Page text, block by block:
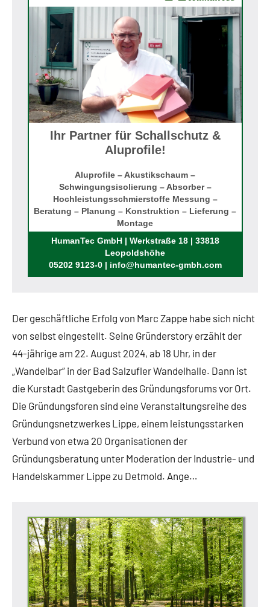
Ihr Partner für Schallschutz &
Aluprofile!
Aluprofile – Akustikschaum –
Schwingungsisolierung – Absorber –
Hochleistungsschmierstoffe Messung –
Beratung – Planung – Konstruktion – Lieferung –
Montage
Rufen Sie uns an!
HumanTec GmbH | Werkstraße 18 | 33818
Leopoldshöhe
05202 9123-0 | info@humantec-gmbh.com
Der geschäftliche Erfolg von Marc Zappe habe sich nicht
von selbst eingestellt. Seine Gründerstory erzählt der
44-jährige am 22. August 2024, ab 18 Uhr, in der
„Wandelbar“ in der Bad Salzufler Wandelhalle. Dann ist
die Kurstadt Gastgeberin des Gründungsforums vor Ort.
Die Gründungsforen sind eine Veranstaltungsreihe des
Gründungsnetzwerkes Lippe, einem leistungsstarken
Verbund von etwa 20 Organisationen der
Gründungsberatung unter Moderation der Industrie- und
Handelskammer Lippe zu Detmold. Ange…